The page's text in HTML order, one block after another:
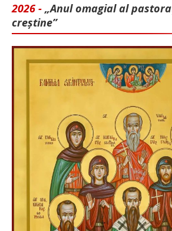
2026 - „Anul omagial al
creștine”